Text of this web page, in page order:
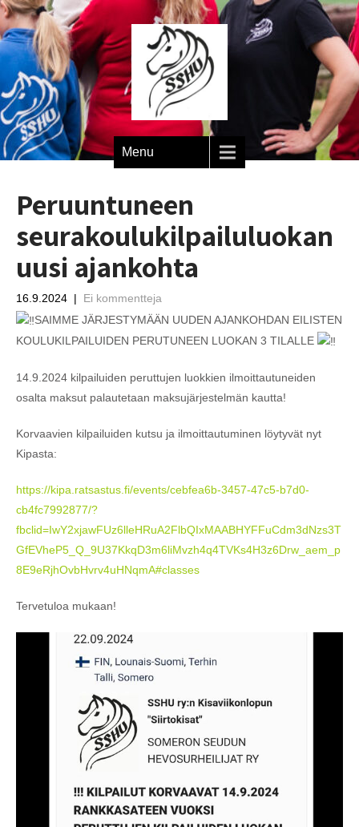
Menu
Peruuntuneen
seurakoulukilpailuluokan
uusi ajankohta
16.9.2024 | Ei kommentteja
SAIMME JÄRJESTYMÄÄN UUDEN AJANKOHDAN EILISTEN
KOULUKILPAILUIDEN PERUTUNEEN LUOKAN 3 TILALLE
14.9.2024 kilpailuiden peruttujen luokkien ilmoittautuneiden
osalta maksut palautetaan maksujärjestelmän kautta!
Korvaavien kilpailuiden kutsu ja ilmoittautuminen löytyvät nyt
Kipasta:
https://kipa.ratsastus.fi/events/cebfea6b-3457-47c5-b7d0-
cb4fc7992877/?
fbclid=IwY2xjawFUz6lleHRuA2FlbQIxMAABHYFFuCdm3dNzs3T
GfEVheP5_Q_9U37KkqD3m6liMvzh4q4TVKs4H3z6Drw_aem_p
8E9eRjhOvbHvrv4uHNqmA#classes
Tervetuloa mukaan!